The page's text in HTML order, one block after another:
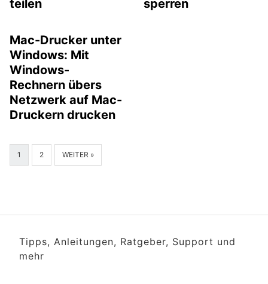
teilen
sperren
Mac-Drucker unter
Windows: Mit
Windows-
Rechnern übers
Netzwerk auf Mac-
Druckern drucken
1 2 WEITER »
Tipps, Anleitungen, Ratgeber, Support und
mehr